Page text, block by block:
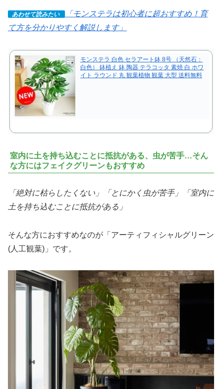
あわせて読みたい
「モンステラは初心者に超おすすめ！育
て方を分かりやすく解説します」
モンステラ 白色 セラアート鉢 8号 （天然石：
白色） 鉢植え 鉢 陶器 テラコッタ 素焼 白 ホワ
イト ラウンド 丸 観葉植物 観葉 大型 送料無料
室内に土を持ち込むことに抵抗がある、虫が苦手…そん
な方にはフェイクグリーンもおすすめ
「絶対に枯らしたくない」「とにかく虫が苦手」「室内に
土を持ち込むことに抵抗がある」
そんな方におすすめなのが「アーティフィシャルグリーン
(人工観葉)」です。